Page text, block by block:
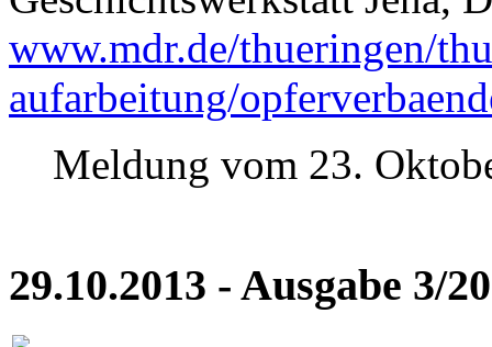
www.mdr.de/thueringen/
aufarbeitung/
Meldung vom 23.
29.10.2013 - Ausgabe 3/